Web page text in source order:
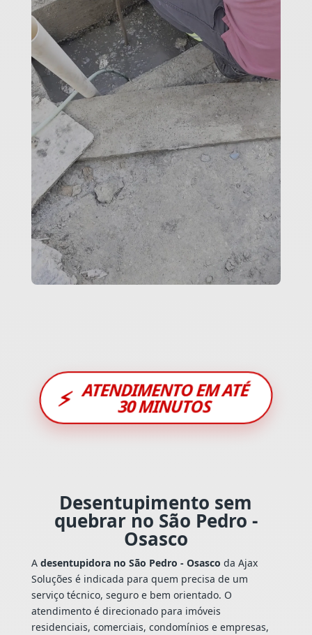
⚡ ATENDIMENTO EM ATÉ
30 MINUTOS
Desentupimento sem
quebrar no São Pedro -
Osasco
A desentupidora no São Pedro - Osasco da Ajax
Soluções é indicada para quem precisa de um
serviço técnico, seguro e bem orientado. O
atendimento é direcionado para imóveis
residenciais, comerciais, condomínios e empresas,